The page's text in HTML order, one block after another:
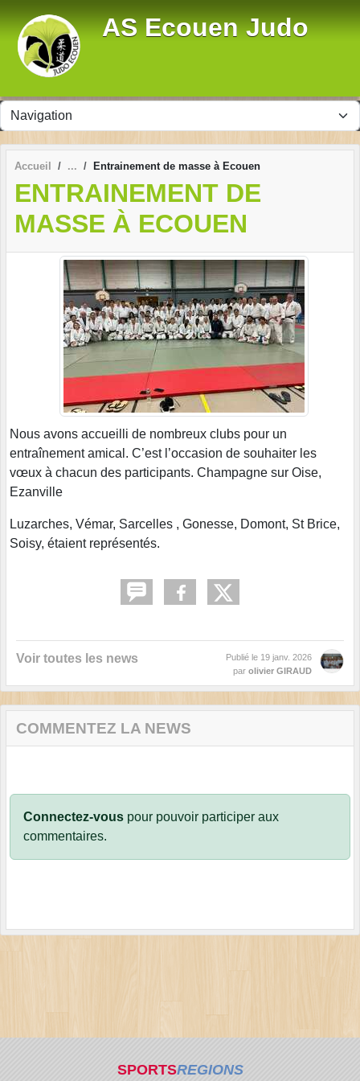
AS Ecouen Judo
Accueil Entrainement de masse à Ecouen
ENTRAINEMENT DE
MASSE À ECOUEN
Nous avons accueilli de nombreux clubs pour un
entraînement amical. C’est l’occasion de souhaiter les
vœux à chacun des participants. Champagne sur Oise,
Ezanville
Luzarches, Vémar, Sarcelles , Gonesse, Domont, St Brice,
Soisy, étaient représentés.
Voir toutes les news Publié le 19 janv. 2026
par olivier GIRAUD
COMMENTEZ LA NEWS
Connectez-vous pour pouvoir participer aux
commentaires.
SPORTSREGIONS